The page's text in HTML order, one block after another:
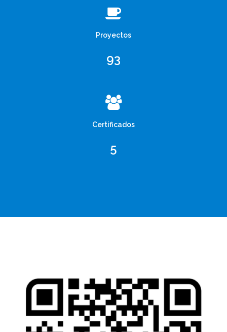
Proyectos
93
Certificados
5